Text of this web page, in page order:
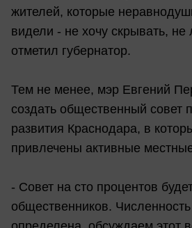
жителей, которые
видели - не хочу скрывать,
отметил губернатор.
Тем не менее, мэр Евгений
создать общественный совет
развития Краснодара, в
привлечены активные
- Совет на сто процентов
общественников.